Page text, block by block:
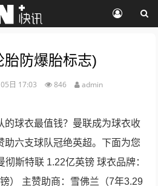
防爆胎标志)
日 17:03 846 admin
的球衣最值钱？曼联成为球衣收
助六支球队冠绝英超。下面为您
斯特联 1.22亿英镑 球衣品牌：
） 主赞助商：雪佛兰（7年3.29